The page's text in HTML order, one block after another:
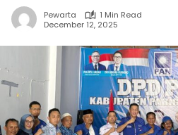
Pewarta
1 Min Read
December 12, 2025